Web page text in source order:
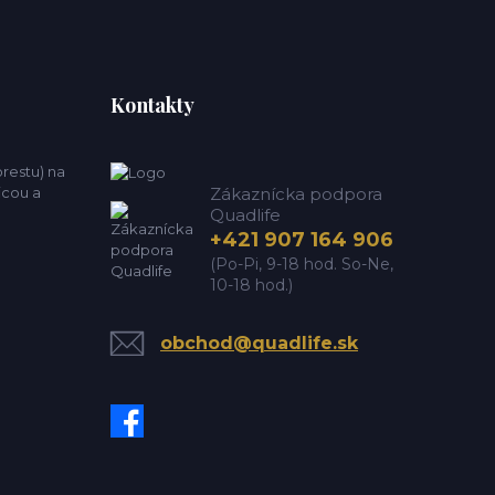
na
a
Kontakty
Zákaznícka podpora
Quadlife
+421 907 164 906
(Po-Pi, 9-18 hod. So-Ne,
10-18 hod.)
obchod@quadlife.sk